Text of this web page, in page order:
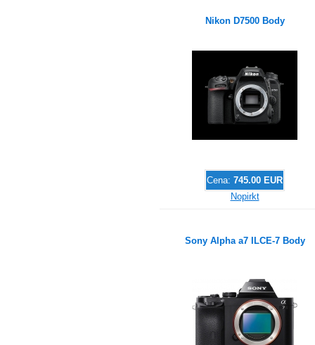
Nikon D7500 Body
Cena: 745.00 EUR
Nopirkt
Sony Alpha a7 ILCE-7 Body